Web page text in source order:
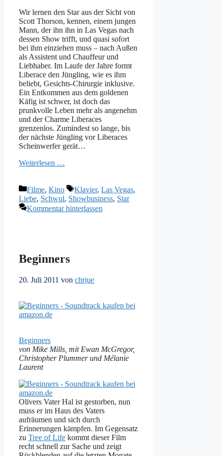
Wir lernen den Star aus der Sicht von
Scott Thorson, kennen, einem jungen
Mann, der ihn ihn in Las Vegas nach
dessen Show trifft, und quasi sofort
bei ihm einziehen muss – nach Außen
als Assistent und Chauffeur und
Liebhaber. Im Laufe der Jahre formt
Liberace den Jüngling, wie es ihm
beliebt, Gesichts-Chirurgie inklusive.
Ein Entkommen aus dem goldenen
Käfig ist schwer, ist doch das
prunkvolle Leben mehr als angenehm
und der Charme Liberaces
grenzenlos. Zumindest so lange, bis
der nächste Jüngling vor Liberaces
Scheinwerfer gerät…
Weiterlesen …
Kategorien
Filme, Kino Schlagwörter
Klavier, Las Vegas,
Liebe, Schwul, Showbusiness, Star
Kommentar hinterlassen
Beginners
20. Juli 2011 von chrjue
Beginners
von Mike Mills, mit Ewan McGregor,
Christopher Plummer und Mélanie
Laurent
Olivers Vater Hal ist gestorben, nun
muss er im Haus des Vaters
aufräumen und sich durch
Erinnerungen kämpfen. Im Gegensatz
zu Tree of Life kommt dieser Film
recht schnell zur Sache und zeigt